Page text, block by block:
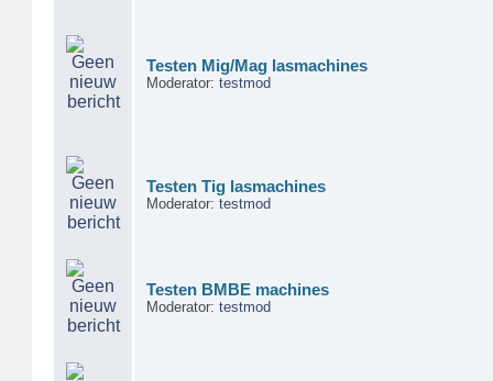
Testen Mig/Mag lasmachines
Moderator:testmod
Testen Tig lasmachines
Moderator:testmod
Testen BMBE machines
Moderator:testmod